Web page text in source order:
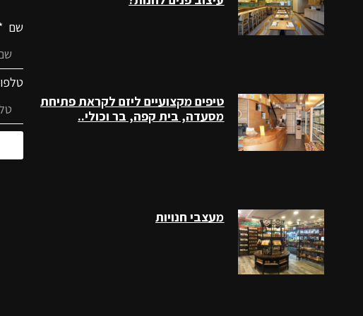
טיפים מקצועיים ליזם לקראת פתיחת
מסעדה, בית קפה, בר וכולי..
מעצבי חנויות
שם